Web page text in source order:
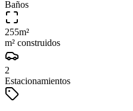
Baños
255m²
m² construidos
2
Estacionamientos